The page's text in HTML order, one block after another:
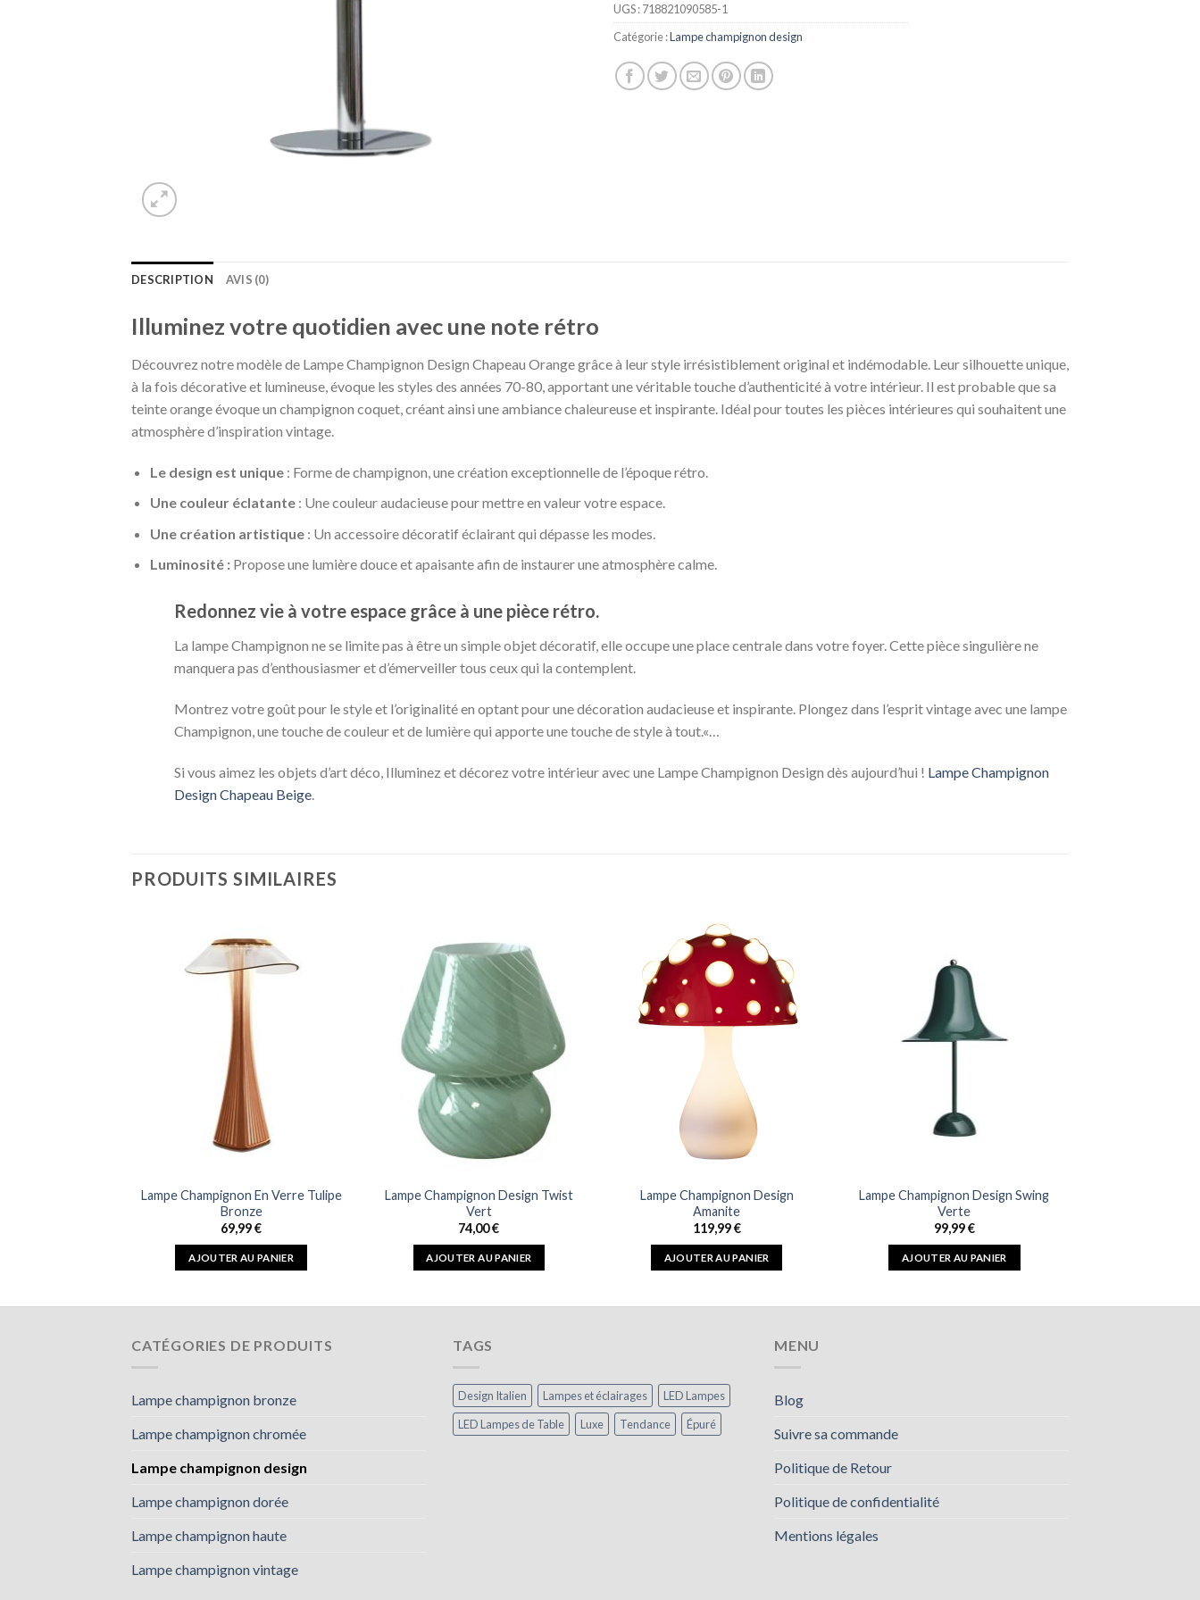
UGS :718821090585-1
Catégorie :Lampe champignon design
DESCRIPTION AVIS (0)
Illuminez votre quotidien avec une note rétro
Découvrez notre modèle de Lampe Champignon Design Chapeau Orange grâce à leur style irrésistiblement original et indémodable. Leur silhouette unique,
à la fois décorative et lumineuse, évoque les styles des années 70-80, apportant une véritable touche d’authenticité à votre intérieur. Il est probable que sa
teinte orange évoque un champignon coquet, créant ainsi une ambiance chaleureuse et inspirante. Idéal pour toutes les pièces intérieures qui souhaitent une
atmosphère d’inspiration vintage.
Le design est unique : Forme de champignon, une création exceptionnelle de l’époque rétro.
Une couleur éclatante: Une couleur audacieuse pour mettre en valeur votre espace.
Une création artistique: Un accessoire décoratif éclairant qui dépasse les modes.
Luminosité :Propose une lumière douce et apaisante afin de instaurer une atmosphère calme.
Redonnez vie à votre espace grâce à une pièce rétro.
La lampe Champignon ne se limite pas à être un simple objet décoratif, elle occupe une place centrale dans votre foyer. Cette pièce singulière ne
manquera pas d’enthousiasmer et d’émerveiller tous ceux qui la contemplent.
Montrez votre goût pour le style et l’originalité en optant pour une décoration audacieuse et inspirante. Plongez dans l’esprit vintage avec une lampe
Champignon, une touche de couleur et de lumière qui apporte une touche de style à tout.«…
Si vous aimez les objets d’art déco, Illuminez et décorez votre intérieur avec une Lampe Champignon Design dès aujourd’hui ! Lampe Champignon
Design Chapeau Beige.
PRODUITS SIMILAIRES
Lampe Champignon En Verre Tulipe
Bronze
69,99€
AJOUTER AU PANIER
Lampe Champignon Design Twist
Vert
74,00€
AJOUTER AU PANIER
Lampe Champignon Design
Amanite
119,99€
AJOUTER AU PANIER
Lampe Champignon Design Swing
Verte
99,99€
AJOUTER AU PANIER
CATÉGORIES DE PRODUITS
Lampe champignon bronze
Lampe champignon chromée
Lampe champignon design
Lampe champignon dorée
Lampe champignon haute
Lampe champignon vintage
TAGS
Design Italien Lampes et éclairages
LED Lampes
LED Lampes de Table
Luxe Tendance Épuré
MENU
Blog
Suivre sa commande
Politique de Retour
Politique de confidentialité
Mentions légales